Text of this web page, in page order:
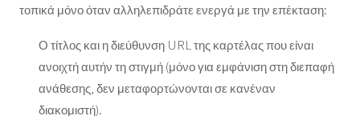
τοπικά μόνο όταν αλληλεπιδράτε ενεργά με την επέκταση:
Ο τίτλος και η διεύθυνση URL της καρτέλας που είναι
ανοιχτή αυτήν τη στιγμή (μόνο για εμφάνιση στη διεπαφή
ανάθεσης, δεν μεταφορτώνονται σε κανέναν
διακομιστή).